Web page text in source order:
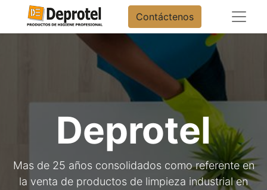
Contáctenos
Deprotel
Mas de 25 años consolidados como referente en
la venta de productos de limpieza industrial en